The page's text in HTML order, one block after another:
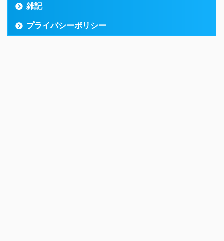
雑記
プライバシーポリシー